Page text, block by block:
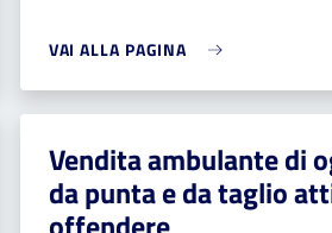
VAI ALLA PAGINA
Vendita ambulante di
da punta e da taglio